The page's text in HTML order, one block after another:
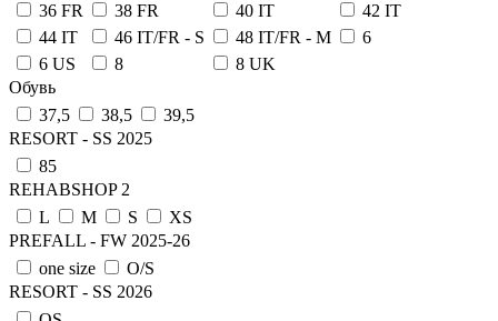
36 FR
38 FR 40 IT
42 IT
44 IT
46 IT/FR - S 48 IT/FR - M
6
6 US
8
8 UK
Обувь
37,5
38,5
39,5
RESORT - SS 2025
85
REHABSHOP 2
L
M S
XS
PREFALL - FW 2025-26
one size
О/S
RESORT - SS 2026